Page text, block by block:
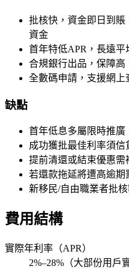
批核快，資金即日到賬
資金
首年特低APR，長遠
合規銀行出品，保障高
全數碼申請，支援網
缺點
首年低息多屬限時推廣
成功獲批最佳利率須信
提前清還或結束優惠需
若還款拖延將遭高逾期
新移民/自由職業者批
費用結構
實際年利率（APR）
2%–28%（大部份用戶